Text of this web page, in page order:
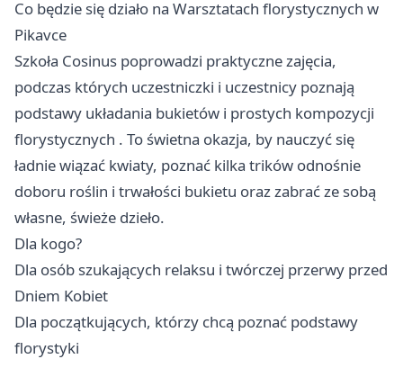
Co będzie się działo na Warsztatach florystycznych w
Pikavce
Szkoła Cosinus poprowadzi praktyczne zajęcia,
podczas których uczestniczki i uczestnicy poznają
podstawy układania bukietów i prostych kompozycji
florystycznych . To świetna okazja, by nauczyć się
ładnie wiązać kwiaty, poznać kilka trików odnośnie
doboru roślin i trwałości bukietu oraz zabrać ze sobą
własne, świeże dzieło.
Dla kogo?
Dla osób szukających relaksu i twórczej przerwy przed
Dniem Kobiet
Dla początkujących, którzy chcą poznać podstawy
florystyki